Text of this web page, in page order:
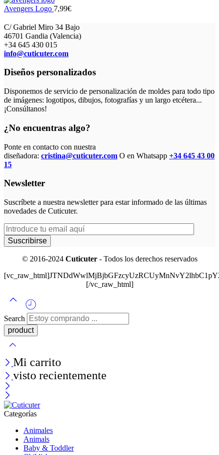
Avengers Logo 7,99€
C/ Gabriel Miro 34 Bajo
46701 Gandia (Valencia)
+34 645 430 015
info@cuticuter.com
Diseños personalizados
Disponemos de servicio de personalización de moldes para todo tipo
de imágenes: logotipos, dibujos, fotografías y un largo etcétera...
¡Consúltanos!
¿No encuentras algo?
Ponte en contacto con nuestra
diseñadora: cristina@cuticuter.com O en Whatsapp +34 645 43 00
15
Newsletter
Suscríbete a nuestra newsletter para estar informado de las últimas
novedades de Cuticuter.
© 2016-2024 Cuticuter- Todos los derechos reservados
[/vc_raw_html]
Search
Mi carrito
visto recientemente
Categorías
Animales
Animals
Baby & Toddler